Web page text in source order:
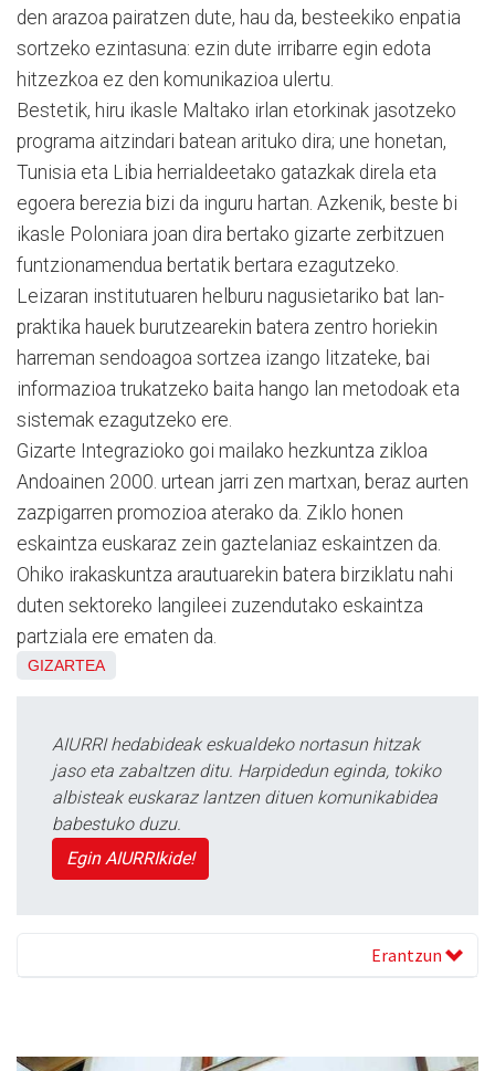
den arazoa pairatzen dute, hau da, besteekiko enpatia
sortzeko ezintasuna: ezin dute irribarre egin edota
hitzezkoa ez den komunikazioa ulertu.
Bestetik, hiru ikasle Maltako irlan etorkinak jasotzeko
programa aitzindari batean arituko dira; une honetan,
Tunisia eta Libia herrialdeetako gatazkak direla eta
egoera berezia bizi da inguru hartan. Azkenik, beste bi
ikasle Poloniara joan dira bertako gizarte zerbitzuen
funtzionamendua bertatik bertara ezagutzeko.
Leizaran institutuaren helburu nagusietariko bat lan-
praktika hauek burutzearekin batera zentro horiekin
harreman sendoagoa sortzea izango litzateke, bai
informazioa trukatzeko baita hango lan metodoak eta
sistemak ezagutzeko ere.
Gizarte Integrazioko goi mailako hezkuntza zikloa
Andoainen 2000. urtean jarri zen martxan, beraz aurten
zazpigarren promozioa aterako da. Ziklo honen
eskaintza euskaraz zein gaztelaniaz eskaintzen da.
Ohiko irakaskuntza arautuarekin batera birziklatu nahi
duten sektoreko langileei zuzendutako eskaintza
partziala ere ematen da.
GIZARTEA
AIURRI hedabideak eskualdeko nortasun hitzak
jaso eta zabaltzen ditu. Harpidedun eginda, tokiko
albisteak euskaraz lantzen dituen komunikabidea
babestuko duzu.
Egin AIURRIkide!
Erantzun